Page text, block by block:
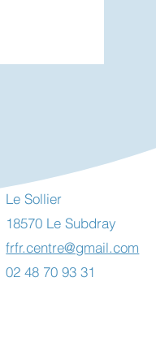
deux
et août
Le Sollier
18570 Le Subdray
frfr.centre@gmail.com
02 48 70 93 31